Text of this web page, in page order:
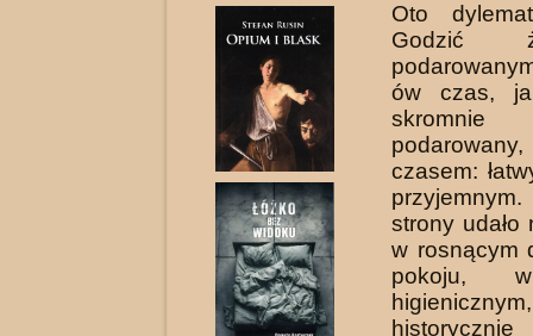
Oto
Godzić
ów czas,
czasem:
strony
w rosnącym
pokoju,
higienicznym,